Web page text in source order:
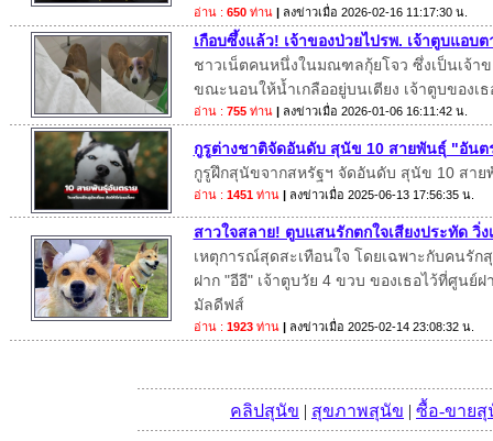
อ่าน : 650ท่าน | ลงข่าวเมื่อ 2026-02-16 11:17:30 น.
เกือบซึ้งแล้ว! เจ้าของป่วยไปรพ. เจ้าตูบแอบ
ชาวเน็ตคนหนึ่งในมณฑลกุ้ยโจว ซึ่งเป็นเจ้า
ขณะนอนให้น้ำเกลืออยู่บนเตียง เจ้าตูบของเ
อ่าน : 755ท่าน | ลงข่าวเมื่อ 2026-01-06 16:11:42 น.
กูรูต่างชาติจัดอันดับ สุนัข 10 สายพันธุ์ "อันต
กูรูฝึกสุนัขจากสหรัฐฯ จัดอันดับ สุนัข 10 สา
อ่าน : 1451ท่าน | ลงข่าวเมื่อ 2025-06-13 17:56:35 น.
สาวใจสลาย! ตูบแสนรักตกใจเสียงประทัด วิ่
เหตุการณ์สุดสะเทือนใจ โดยเฉพาะกับคนรั
ฝาก "อีอี" เจ้าตูบวัย 4 ขวบ ของเธอไว้ที่ศูนย์
มัลดีฟส์
อ่าน : 1923ท่าน | ลงข่าวเมื่อ 2025-02-14 23:08:32 น.
คลิปสุนัข | สุขภาพสุนัข | ซื้อ-ขายสุ